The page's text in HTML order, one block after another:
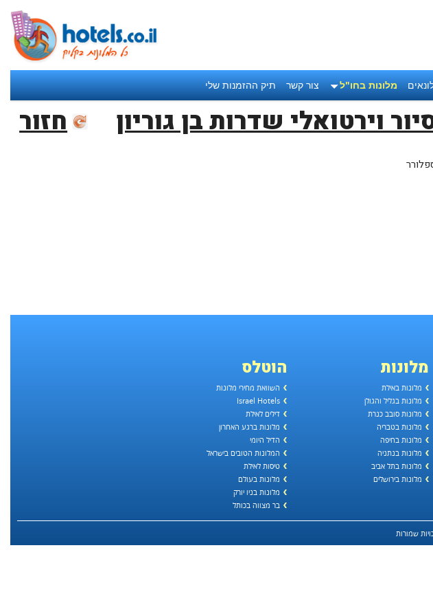
מלונות בחו"ל צור קשר תיק ההזמנות שלי
וירטואלי שדרות בן גוריון חזור
מלונות
מלונות באילת
מלונות בגליל והגולן
מלונות סובב כנרת
מלונות בטבריה
מלונות בחיפה
מלונות בנתניה
מלונות בתל אביב
מלונות בירושלים
הוטלס
השוואת מחירי מלונות
Israel Hotels
דילים לאילת
מלונות ברגע האחרון
הדיל היומי
המלונות הטובים בישראל
טיסות לאילת
מלונות בעולם
מלונות בניו יורק
בר מצווה בכותל
שמורות